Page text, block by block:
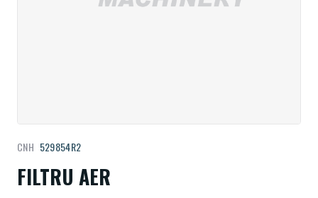
FILTRU AER
CNH 529854R2
la
începutul
galeriei